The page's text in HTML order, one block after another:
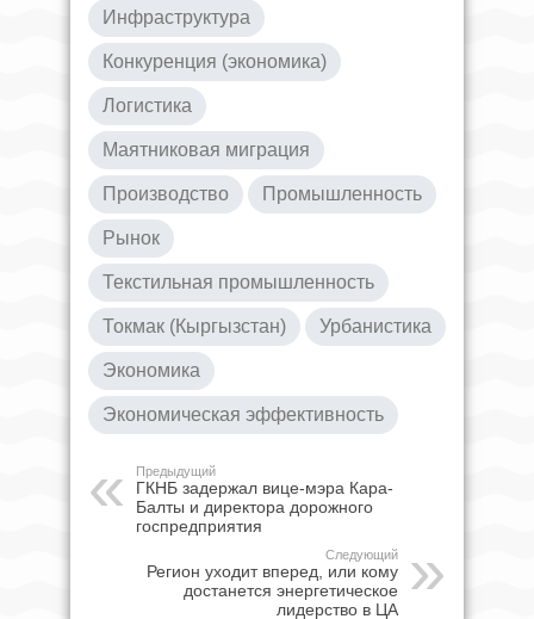
Инфраструктура
Конкуренция (экономика)
Логистика
Маятниковая миграция
Производство Промышленность
Рынок
Текстильная промышленность
Токмак (Кыргызстан) Урбанистика
Экономика
Экономическая эффективность
Предыдущий
ГКНБ задержал вице-мэра Кара-
Балты и директора дорожного
госпредприятия
Следующий
Регион уходит вперед, или кому
достанется энергетическое
лидерство в ЦА